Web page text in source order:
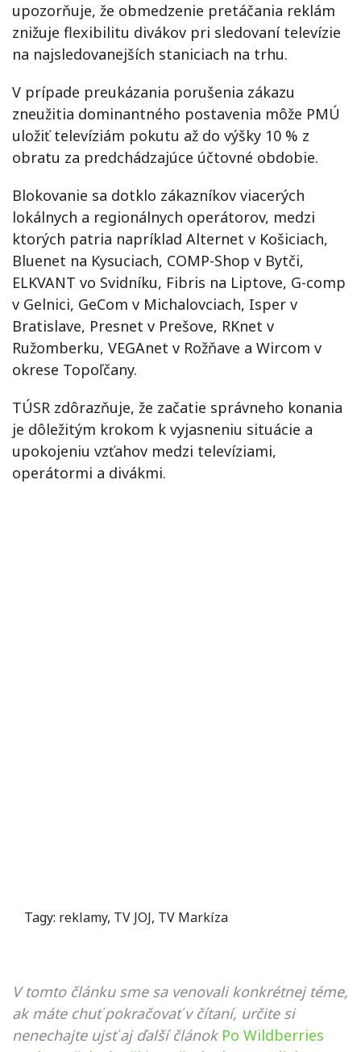
upozorňuje, že obmedzenie pretáčania reklám
znižuje flexibilitu divákov pri sledovaní televízie
na najsledovanejších staniciach na trhu.
V prípade preukázania porušenia zákazu
zneužitia dominantného postavenia môže PMÚ
uložiť televíziám pokutu až do výšky 10 % z
obratu za predchádzajúce účtovné obdobie.
Blokovanie sa dotklo zákazníkov viacerých
lokálnych a regionálnych operátorov, medzi
ktorých patria napríklad Alternet v Košiciach,
Bluenet na Kysuciach, COMP-Shop v Bytči,
ELKVANT vo Svidníku, Fibris na Liptove, G-comp
v Gelnici, GeCom v Michalovciach, Isper v
Bratislave, Presnet v Prešove, RKnet v
Ružomberku, VEGAnet v Rožňave a Wircom v
okrese Topoľčany.
TÚSR zdôrazňuje, že začatie správneho konania
je dôležitým krokom k vyjasneniu situácie a
upokojeniu vzťahov medzi televíziami,
operátormi a divákmi.
Tagy: reklamy, TV JOJ, TV Markíza
V tomto článku sme sa venovali konkrétnej téme,
ak máte chuť pokračovať v čítaní, určite si
nenechajte ujsť aj ďalší článok Po Wildberries